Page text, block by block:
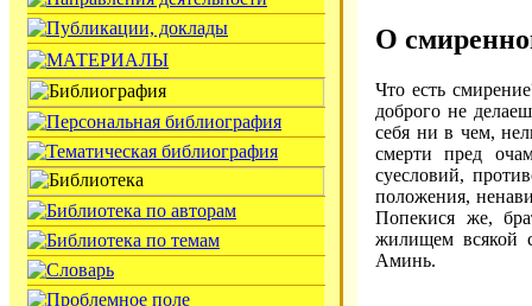
О
Что есть
доброго не
себя ни в чем,
смерти пред
суесловий,
положения,
Попекися же,
жилищем всякой
Аминь.